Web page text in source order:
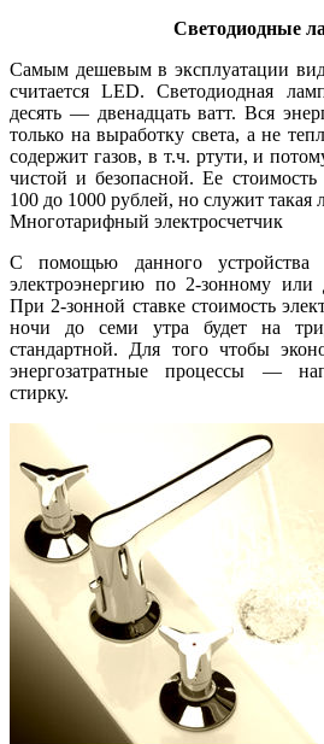
Светодиодные
Самым дешевым в эксплуатации
считается LED. Светодиодная
десять — двенадцать ватт. Вся
только на выработку света, а не
содержит газов, в т.ч. ртути, и
чистой и безопасной. Ее стоимость
100 до 1000 рублей, но служит такая
Многотарифный электросчетчик
С помощью данного устройства
электроэнергию по 2-зонному или
При 2-зонной ставке стоимость
ночи до семи утра будет на
стандартной. Для того чтобы
энергозатратные процессы —
стирку.